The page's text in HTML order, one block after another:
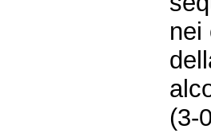
nei
(3-